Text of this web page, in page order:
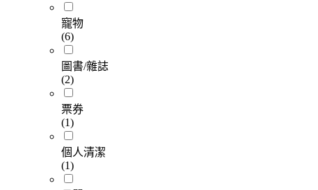
寵物
(6)
圖書/雜誌
(2)
票券
(1)
個人清潔
(1)